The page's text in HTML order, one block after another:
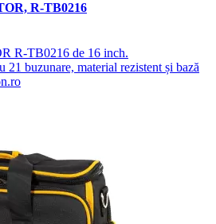
R-TB0216
R-TB0216 de 16 inch.
21 buzunare, material rezistent și bază